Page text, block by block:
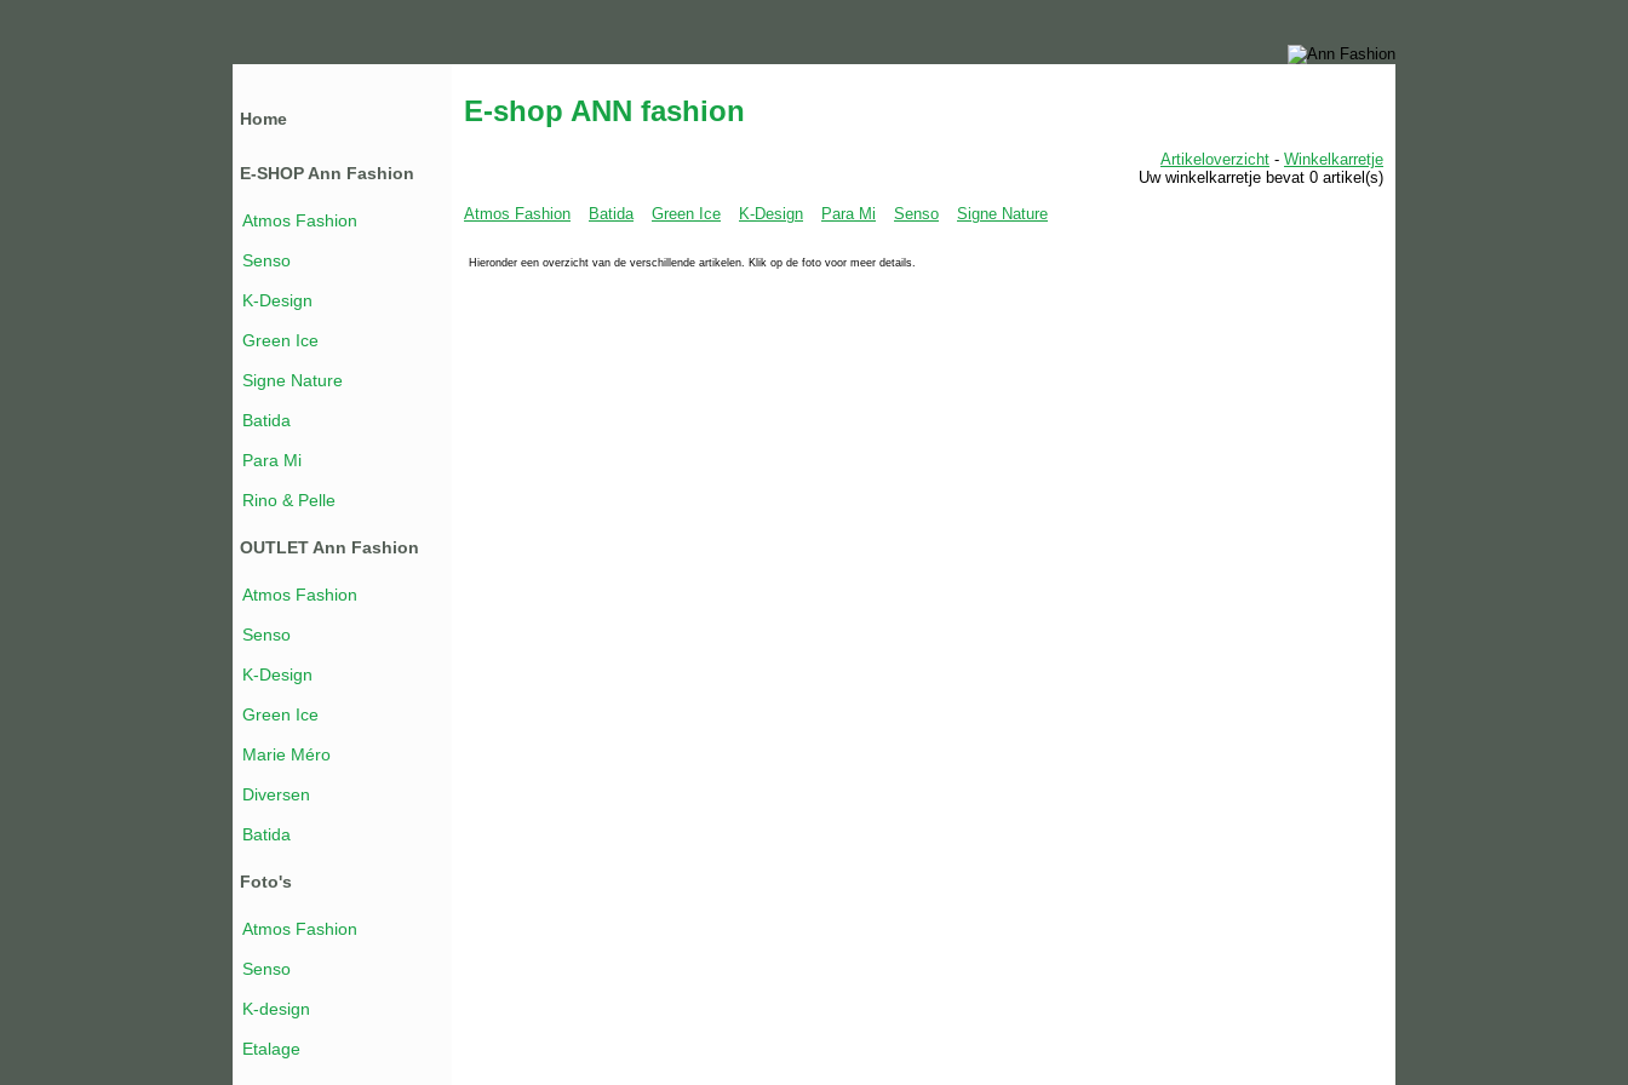
Home
E-SHOP Ann Fashion
Atmos Fashion
Senso
K-Design
Green Ice
Signe Nature
Batida
Para Mi
Rino & Pelle
OUTLET Ann Fashion
Atmos Fashion
Senso
K-Design
Green Ice
Marie Méro
Diversen
Batida
Foto's
Atmos Fashion
Senso
K-design
Etalage
E-shop ANN fashion
Artikeloverzicht - Winkelkarretje
Uw winkelkarretje bevat 0 artikel(s)
Atmos Fashion
Batida Green Ice K-Design Para Mi Senso Signe Nature
Hieronder een overzicht van de verschillende artikelen. Klik op de foto voor meer details.